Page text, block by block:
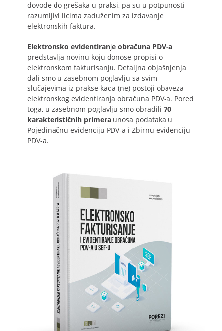
dovode do grešaka u praksi, pa su u potpunosti
razumljivi licima zaduženim za izdavanje
elektronskih faktura.
Elektronsko evidentiranje obračuna PDV-a
predstavlja novinu koju donose propisi o
elektronskom fakturisanju. Detaljna objašnjenja
dali smo u zasebnom poglavlju sa svim
slučajevima iz prakse kada (ne) postoji obaveza
elektronskog evidentiranja obračuna PDV-a. Pored
toga, u zasebnom poglavlju smo obradili 70
karakterističnih primera unosa podataka u
Pojedinačnu evidenciju PDV-a i Zbirnu evidenciju
PDV-a.